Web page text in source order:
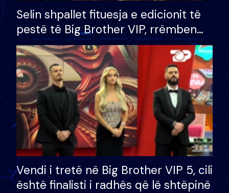
Selin shpallet fituesja e edicionit të
pestë të Big Brother VIP, rrëmben
çmimin e madh prej 100 mijë eurosh
Vendi i tretë në Big Brother VIP 5, cili
është finalisti i radhës që lë shtëpinë